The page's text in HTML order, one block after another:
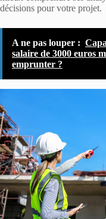
décisions pour votre projet.
A ne pas louper :
salaire de 3000 euros
emprunter ?